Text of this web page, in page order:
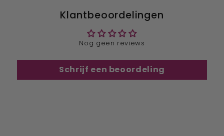
Klantbeoordelingen
Nog geen reviews
Schrijf een beoordeling